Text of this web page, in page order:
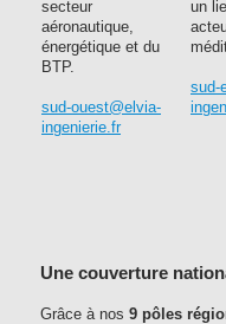
secteur
aéronautique,
énergétique et du
BTP.
sud-ouest@elvia-
ingenierie.fr
un
sud-
Une couverture
Grâce à nos 9 pôles